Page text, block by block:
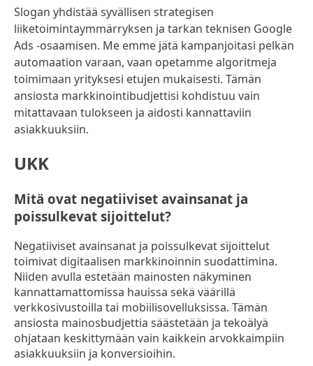
Slogan yhdistää syvällisen strategisen
liiketoimintaymmärryksen ja tarkan teknisen Google
Ads -osaamisen. Me emme jätä kampanjoitasi pelkän
automaation varaan, vaan opetamme algoritmeja
toimimaan yrityksesi etujen mukaisesti. Tämän
ansiosta markkinointibudjettisi kohdistuu vain
mitattavaan tulokseen ja aidosti kannattaviin
asiakkuuksiin.
UKK
Mitä ovat negatiiviset avainsanat ja
poissulkevat sijoittelut?
Negatiiviset avainsanat ja poissulkevat sijoittelut
toimivat digitaalisen markkinoinnin suodattimina.
Niiden avulla estetään mainosten näkyminen
kannattamattomissa hauissa sekä väärillä
verkkosivustoilla tai mobiilisovelluksissa. Tämän
ansiosta mainosbudjettia säästetään ja tekoälyä
ohjataan keskittymään vain kaikkein arvokkaimpiin
asiakkuuksiin ja konversioihin.